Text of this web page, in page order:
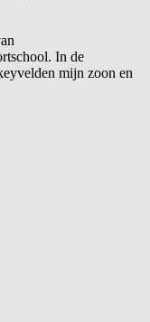
In de
mijn zoon en